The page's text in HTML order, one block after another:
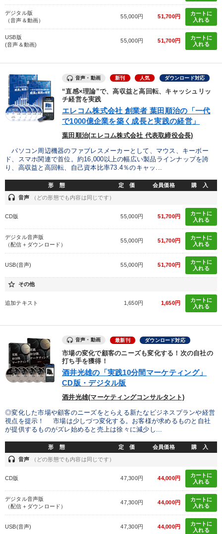
デジタル版
（音声＆動画）
55,000円 51,700円
カートに
入れる
USB版
(音声＆動画)
55,000円 51,700円
カートに
入れる
音声・動画 新刊 人気 ダウンロード対応
“直感×理論”で、高収益と高回転、キャッシュリッ
チ経営を実践
エレコム株式会社 創業者 葉田順治の「一代
で1000億企業を築く成長と実践の経営」
葉田順治(エレコム株式会社 代表取締役会長)
パソコン周辺機器のファブレスメーカーとして、マウス、キーボー
ド、スマホ関連で首位。約16,000以上の幅広い製品ラインナップを誇
り、高収益と高回転、自己資本比率73.4％のキャッ...
形 態 定 価 会員価格 購 入
headset 音声 （どの形態でも内容は同じです）
CD版 55,000円 51,700円
カートに
入れる
デジタル音声版
（配信＋ダウンロード）
55,000円 51,700円
カートに
入れる
USB(音声) 55,000円 51,700円
カートに
入れる
star_border その他
追加テキスト 1,650円 1,650円
カートに
入れる
音声・動画 最新刊 ダウンロード対応
市場の変化で顧客のニーズも変化する！次の自社の
打ち手を獲得！
酒井光雄の「実践10分間マーケティング」
CD版・デジタル版
酒井光雄(マーケティングコンサルタント)
◎変化した市場や顧客のニーズをとらえる新たなビジネスプランや経営
視点を提示！ 市場は少しづつ変化する。お客様が求めるものと自社
が提供するものがズレ始めると売上は徐々に減少し...
形 態 定 価 会員価格 購 入
headset 音声 （どの形態でも内容は同じです）
CD版 47,300円 44,000円
カートに
入れる
デジタル音声版
（配信＋ダウンロード）
47,300円 44,000円
カートに
入れる
USB(音声) 47,300円 44,000円
カートに
入れる